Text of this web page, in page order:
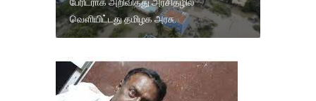
வெளியிட்டது தமிழக அரசு.